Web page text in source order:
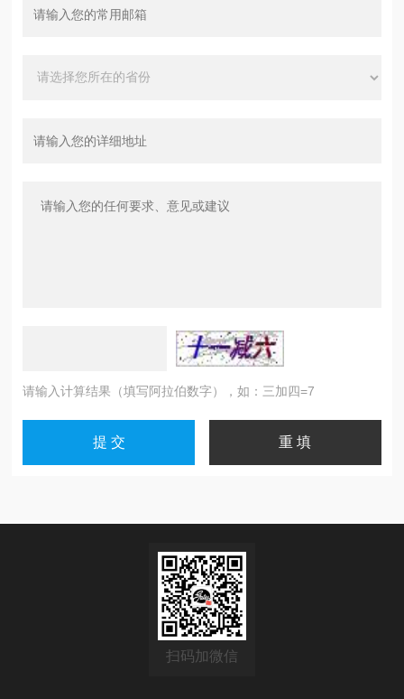
请输入计算结果（填写阿拉伯数字），如：三加四=7
扫码加微信